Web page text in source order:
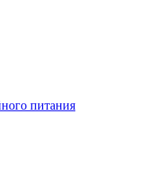
питания